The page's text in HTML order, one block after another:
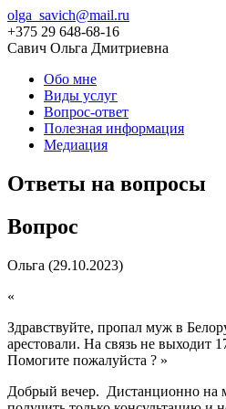
olga_savich@mail.ru
+375 29 648-68-16
Савич Ольга Дмитриевна
Обо мне
Виды услуг
Вопрос-ответ
Полезная информация
Медиация
Ответы на вопросы
Вопрос
Ольга (29.10.2023)
«
Здравствуйте, пропал муж в
арестовали. На связь не выходит
Помогите пожалуйста ? »
Добрый вечер. Дистанционно на